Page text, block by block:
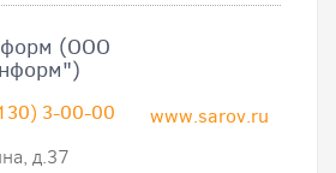
(ООО
www.sarov.ru
3-00-00
д.37